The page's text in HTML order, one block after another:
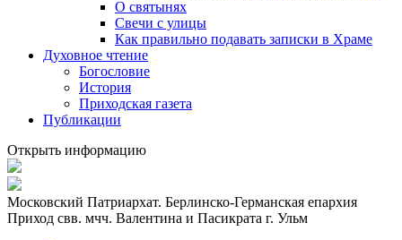
О святынях
Свечи с улицы
Как правильно подавать записки в Храме
Духовное чтение
Богословие
История
Приходская газета
Публикации
Открыть информацию
Московский Патриархат. Берлинско-Германская епархия
Приход свв. мчч. Валентина и Пасикрата г. Ульм